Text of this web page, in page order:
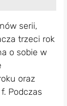
serii,
trzeci rok
o sobie w
oraz
Podczas